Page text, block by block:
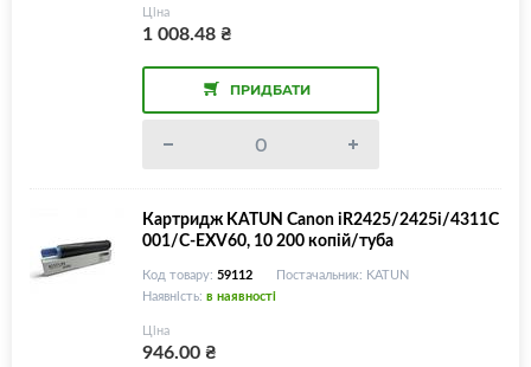
Ціна
1 008.48₴
ПРИДБАТИ
Картридж KATUN Canon iR2425/2425i/4311C
001/C-EXV60, 10 200 копій/туба
Код товару: 59112
Постачальник: KATUN
Наявність: в наявності
Ціна
946.00₴